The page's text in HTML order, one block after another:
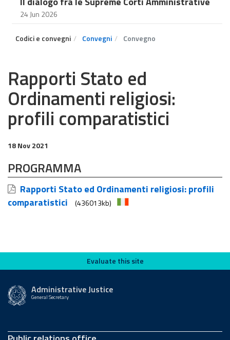
24 Jun 2026
Codici e convegni Convegni Convegno
Rapporti Stato ed
Ordinamenti religiosi:
profili comparatistici
18 Nov 2021
PROGRAMMA
Rapporti Stato ed Ordinamenti religiosi: profili
comparatistici
(436013kb)
Evaluate this siteEvaluate this site
Administrative Justice
General Secretary